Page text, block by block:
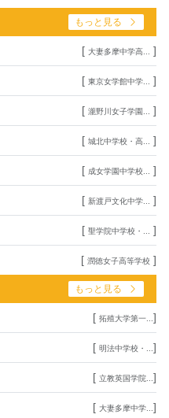
もっと見る
[ 大妻多摩中学高... ]
[ 東京女学館中学... ]
[ 瀧野川女子学園... ]
[ 城北中学校・高... ]
[ 成女学園中学校... ]
[ 新渡戸文化中学... ]
[ 聖学院中学校・... ]
[ 潤徳女子高等学校 ]
もっと見る
[ 拓殖大学第一... ]
[ 明法中学校・... ]
[ 立教英国学院... ]
[ 大妻多摩中学... ]